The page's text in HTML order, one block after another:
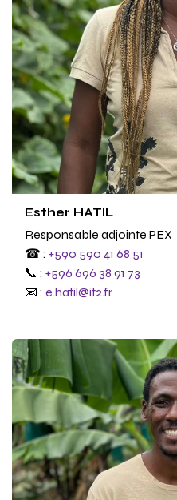
Esther HATIL
Responsable adjointe PEX
☎ : +590 590 41 68 51
📞 : +596 696 38 91 73
📧 : e.hatil@it2.fr